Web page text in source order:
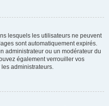
lesquels les utilisateurs ne peuvent
sont automatiquement expirés.
administrateur ou un modérateur du
également verrouiller vos
administrateurs.